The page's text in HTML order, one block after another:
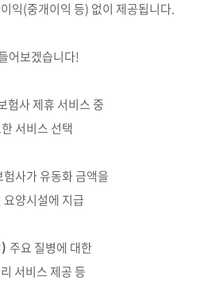
익(중개이익 등) 없이 제공됩니다.
어보겠습니다!
험사 제휴 서비스 중
서비스 선택
험사가 유동화 금액을
요양시설에 지급
주요 질병에 대한
서비스 제공 등